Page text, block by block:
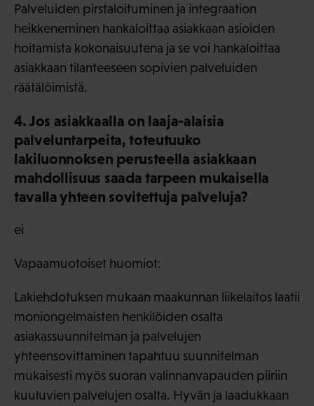
Palveluiden pirstaloituminen ja integraation
heikkeneminen hankaloittaa asiakkaan asioiden
hoitamista kokonaisuutena ja se voi hankaloittaa
asiakkaan tilanteeseen sopivien palveluiden
räätälöimistä.
4. Jos asiakkaalla on laaja-alaisia
palveluntarpeita, toteutuuko
lakiluonnoksen perusteella asiakkaan
mahdollisuus saada tarpeen mukaisella
tavalla yhteen sovitettuja palveluja?
ei
Vapaamuotoiset huomiot:
Lakiehdotuksen mukaan maakunnan liikelaitos laatii
moniongelmaisten henkilöiden osalta
asiakassuunnitelman ja palvelujen
yhteensovittaminen tapahtuu suunnitelman
mukaisesti myös suoran valinnanvapauden piiriin
kuuluvien palvelujen osalta. Hyvän ja laadukkaan